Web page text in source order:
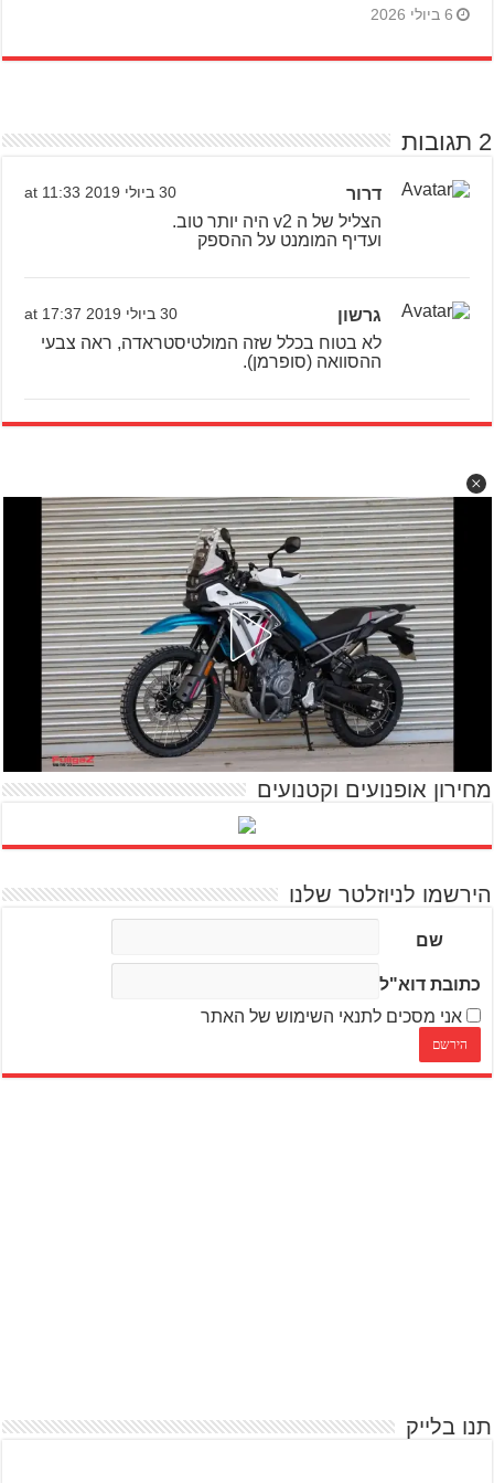
6 ביולי 2026
2 תגובות
דרור 30 ביולי 2019 at 11:33
הצליל של ה v2 היה יותר טוב.
ועדיף המומנט על ההספק
גרשון 30 ביולי 2019 at 17:37
לא בטוח בכלל שזה המולטיסטראדה, ראה צבעי
ההסוואה (סופרמן).
מחירון אופנועים וקטנועים
הירשמו לניוזלטר שלנו
שם
כתובת דוא"ל
אני מסכים לתנאי השימוש של האתר
תנו בלייק